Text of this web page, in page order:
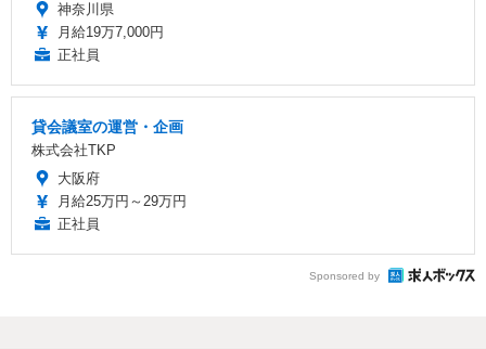
神奈川県
月給19万7,000円
正社員
貸会議室の運営・企画
株式会社TKP
大阪府
月給25万円～29万円
正社員
Sponsored by